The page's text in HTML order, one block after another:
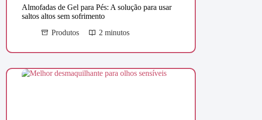
Almofadas de Gel para Pés: A solução para usar
saltos altos sem sofrimento
Produtos
2 minutos